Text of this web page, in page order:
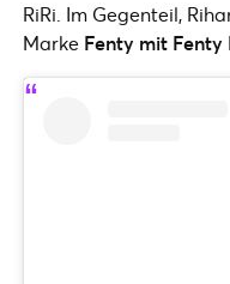
RiRi. Im Gegenteil,
Marke Fenty mit Fenty